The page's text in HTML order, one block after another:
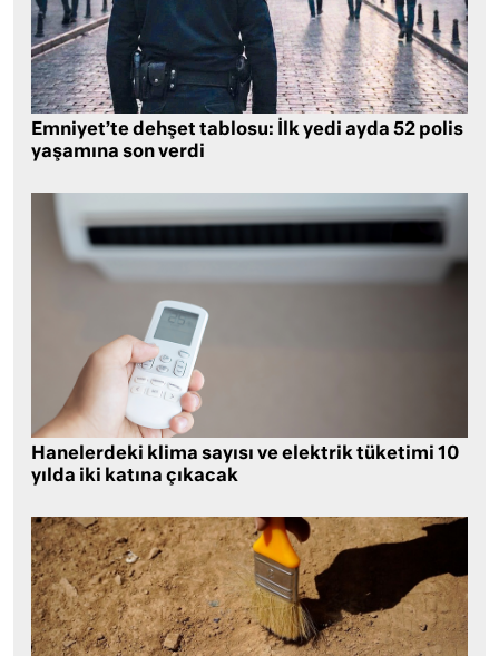
Emniyet’te dehşet tablosu: İlk yedi ayda 52 polis
yaşamına son verdi
Hanelerdeki klima sayısı ve elektrik tüketimi 10
yılda iki katına çıkacak